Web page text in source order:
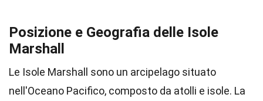
Posizione e Geografia delle Isole
Marshall
Le Isole Marshall sono un arcipelago situato
nell'Oceano Pacifico, composto da atolli e isole. La